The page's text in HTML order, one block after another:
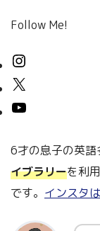
Follow Me!
6才の息子の英語
イブラリーを利
です。 インスタ